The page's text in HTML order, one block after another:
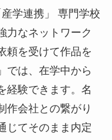
学連携」 専門学校
力なネットワーク
頼を受けて作品を
では、在学中から
経験できます。名
作会社との繋がり
じてそのまま内定